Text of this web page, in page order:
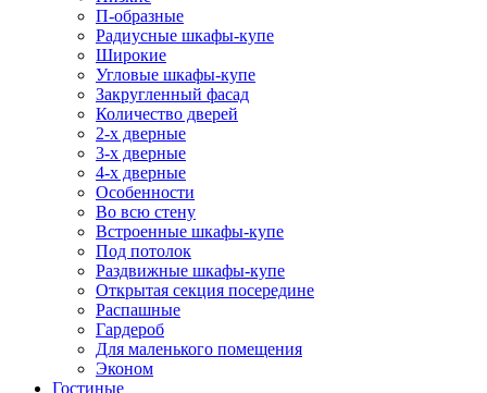
П-образные
Радиусные шкафы-купе
Широкие
Угловые шкафы-купе
Закругленный фасад
Количество дверей
2-х дверные
3-х дверные
4-х дверные
Особенности
Во всю стену
Встроенные шкафы-купе
Под потолок
Раздвижные шкафы-купе
Открытая секция посередине
Распашные
Гардероб
Для маленького помещения
Эконом
Гостиные